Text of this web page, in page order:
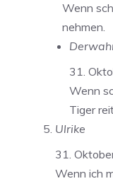
Wenn
nehmen.
31.
Wenn
Tiger
Ulrike
31.
Wenn ich